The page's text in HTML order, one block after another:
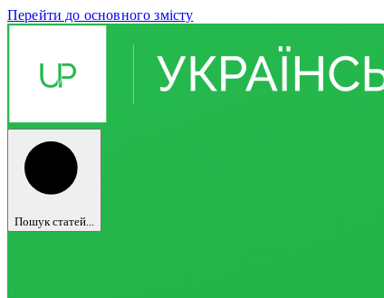
Перейти до основного змісту
Пошук статей...